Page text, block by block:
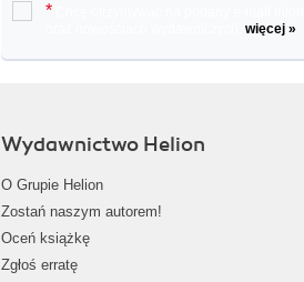
*
więcej »
Wydawnictwo Helion
O Grupie Helion
Zostań naszym autorem!
Oceń książkę
Zgłoś erratę